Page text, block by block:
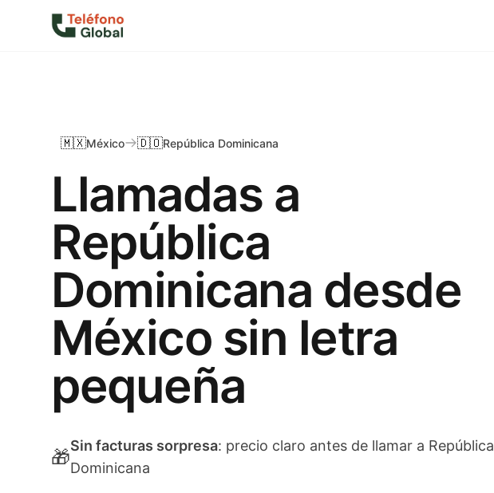
Llamadas a
República
Dominicana desde
México sin letra
pequeña
🇲🇽México 🇩🇴República Dominicana
🎁Sin facturas sorpresa: precio claro antes de llamar a República
Dominicana